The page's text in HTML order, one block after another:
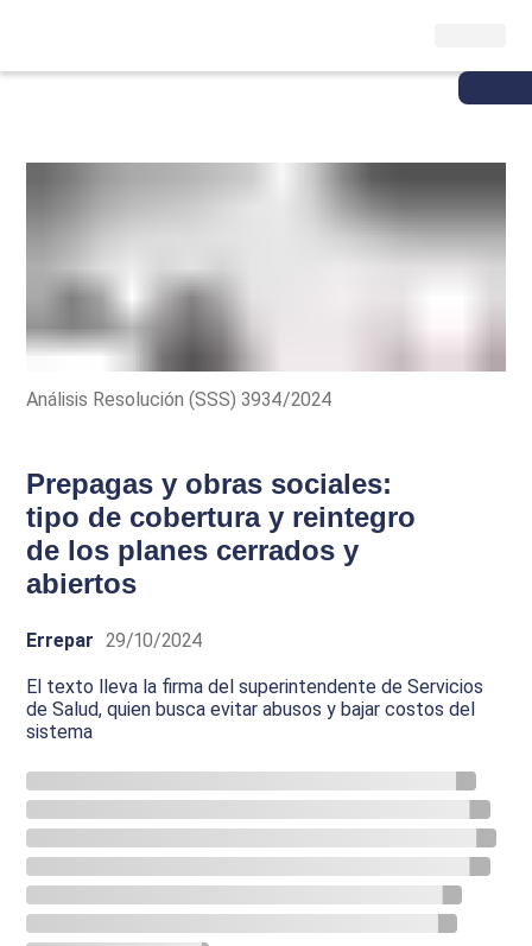
Análisis Resolución (SSS) 3934/2024
Prepagas y obras sociales:
tipo de cobertura y reintegro
de los planes cerrados y
abiertos
Errepar 29/10/2024
El texto lleva la firma del superintendente de Servicios
de Salud, quien busca evitar abusos y bajar costos del
sistema